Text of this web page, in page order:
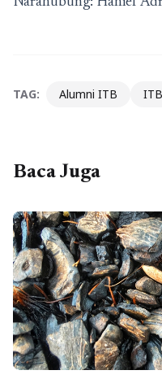
TAG: Alumni ITB
Baca Juga